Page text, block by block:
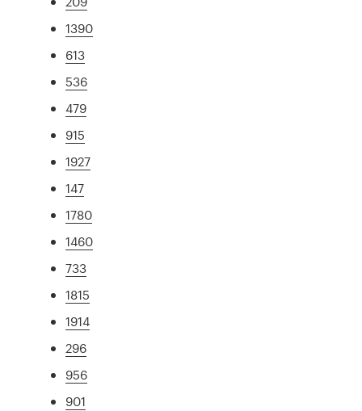
1390
613
536
479
915
1927
147
1780
1460
733
1815
1914
296
956
901